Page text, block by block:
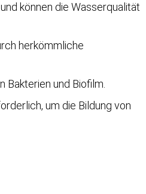
können die Wasserqualität
herkömmliche
und Biofilm.
um die Bildung von